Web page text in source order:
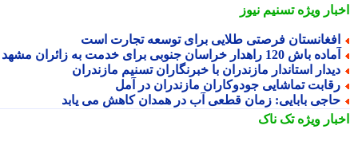
ویژهتسنیم نیوز
فرصتی طلایی برای توسعه تجارت است
باش 120 راهدار خراسان جنوبی برای خدمت به زائران مشهد
استاندار مازندران با خبرنگاران تسنیم مازندران
تماشایی جودوکاران مازندران در آمل
بابایی: زمان قطعی آب در همدان کاهش می یابد
ویژهتک ناک